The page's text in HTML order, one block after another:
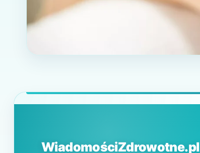
WiadomościZdrowotne.pl